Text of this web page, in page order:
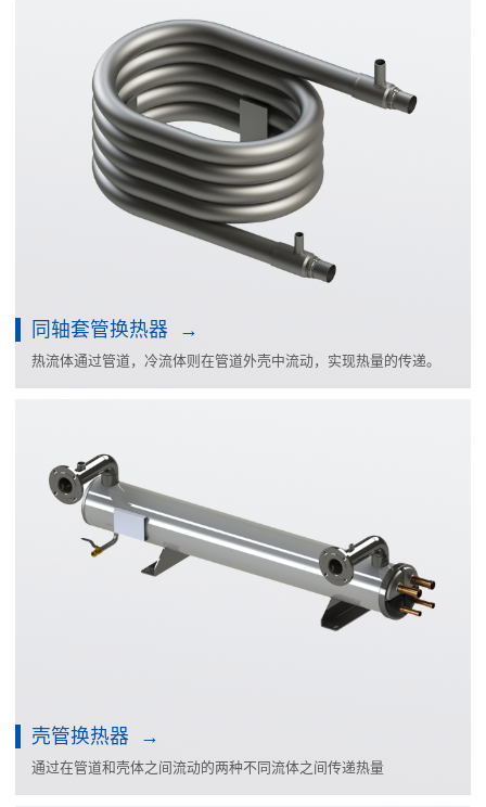
同轴套管换热器
热流体通过管道，冷流体则在管道外壳中流动，实现热量的传递。
壳管换热器
通过在管道和壳体之间流动的两种不同流体之间传递热量